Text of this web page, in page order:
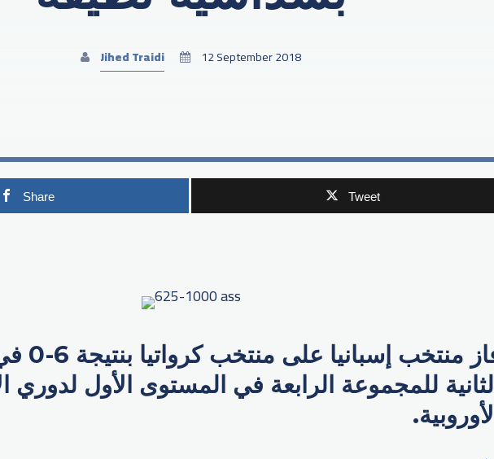
Jihed Traidi 12 September 2018
Share Tweet
فاز
الثانية للمجموعة الرابعة في المستوى الأول لدوري
الأوروبية.